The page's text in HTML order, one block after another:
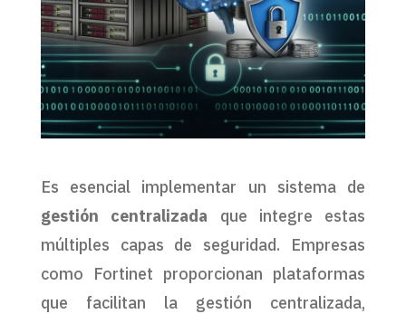
Es esencial implementar un sistema de
gestión centralizada que integre estas
múltiples capas de seguridad. Empresas
como Fortinet proporcionan plataformas
que facilitan la gestión centralizada,